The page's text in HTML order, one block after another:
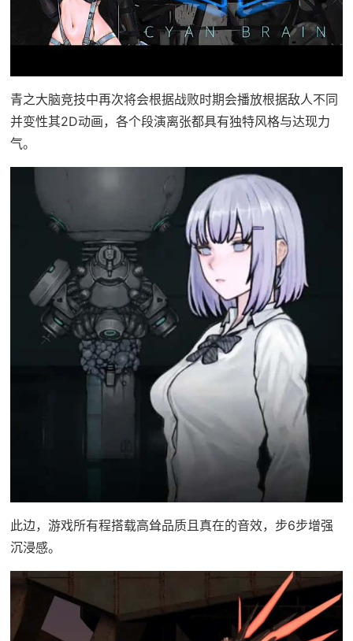
青之大脑竞技中再次将会根据战败时期会播放根据敌人不同
并变性其2D动画，各个段演离张都具有独特风格与达现力
气。
此边，游戏所有程搭载高耸品质且真在的音效，步6步增强
沉浸感。